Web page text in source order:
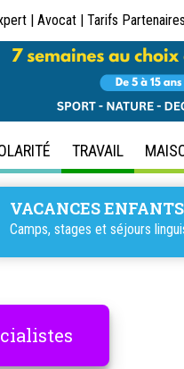
| Avocat | Tarifs Partenaires
TRAVAIL
VACANCES ENFANTS
Camps, stages et séjours